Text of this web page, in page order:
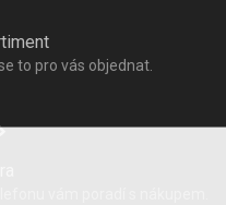
to pro vás objednat.